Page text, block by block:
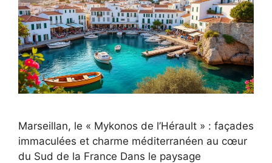
Marseillan, le « Mykonos de l’Hérault » : façades
immaculées et charme méditerranéen au cœur
du Sud de la France Dans le paysage